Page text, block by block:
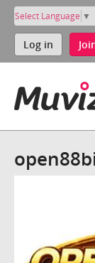
Select Language ▼
Log in